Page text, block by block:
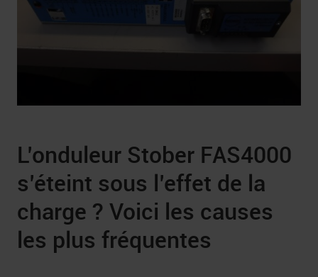
L’onduleur Stober FAS4000
s’éteint sous l’effet de la
charge ? Voici les causes
les plus fréquentes